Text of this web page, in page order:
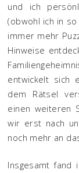
und ich
(obwohl ich in
immer mehr
Hinweise
entwickelt sich
dem Rätsel
einen weiteren
wir erst nach
noch mehr an
Insgesamt fand